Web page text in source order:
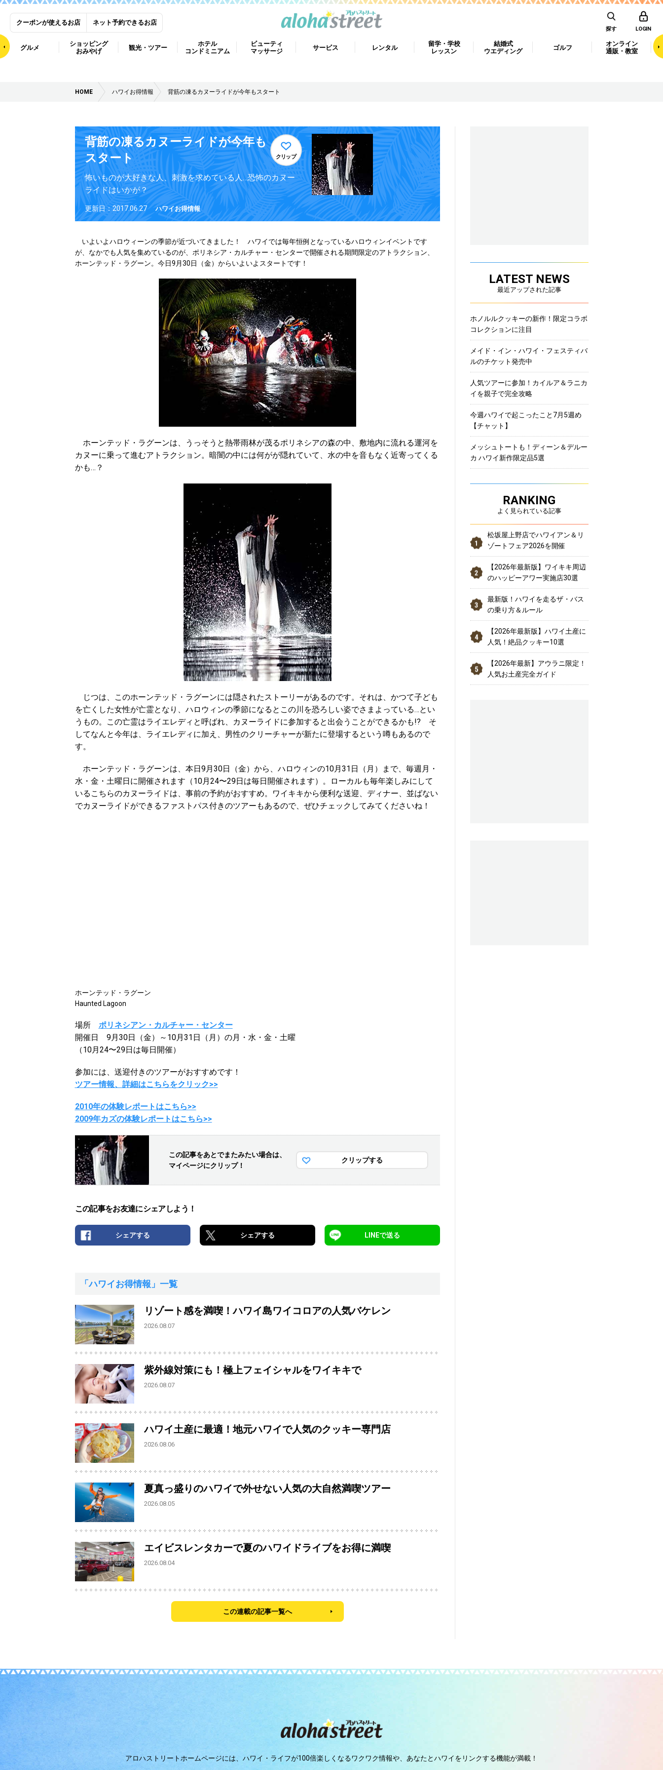
クーポンが使えるお店 ネット予約できるお店
探す LOGIN
グルメ
ショッピング
おみやげ
観光・ツアー
ホテル
コンドミニアム
ビューティ
マッサージ
サービス レンタル
留学・学校
レッスン
結婚式
ウエディング
ゴルフ
オンライン
通販・教室
HOME ハワイお得情報 背筋の凍るカヌーライドが今年もスタート
背筋の凍るカヌーライドが今年も
スタート
クリップ
怖いものが大好きな人、刺激を求めている人…恐怖のカヌー
ライドはいかが？
更新日：2017.06.27 ハワイお得情報
いよいよハロウィーンの季節が近づいてきました！ ハワイでは毎年恒例となっているハロウィンイベントです
が、なかでも人気を集めているのが、ポリネシア・カルチャー・センターで開催される期間限定のアトラクション、
ホーンテッド・ラグーン。今日9月30日（金）からいよいよスタートです！
ホーンテッド・ラグーンは、うっそうと熱帯雨林が茂るポリネシアの森の中、敷地内に流れる運河を
カヌーに乗って進むアトラクション。暗闇の中には何がが隠れていて、水の中を音もなく近寄ってくる
かも…？
じつは、このホーンテッド・ラグーンには隠されたストーリーがあるのです。それは、かつて子ども
を亡くした女性が亡霊となり、ハロウィンの季節になるとこの川を恐ろしい姿でさまよっている…とい
うもの。この亡霊はライエレディと呼ばれ、カヌーライドに参加すると出会うことができるかも!? そ
してなんと今年は、ライエレディに加え、男性のクリーチャーが新たに登場するという噂もあるので
す。
ホーンテッド・ラグーンは、本日9月30日（金）から、ハロウィンの10月31日（月）まで、毎週月・
水・金・土曜日に開催されます（10月24〜29日は毎日開催されます）。ローカルも毎年楽しみにして
いるこちらのカヌーライドは、事前の予約がおすすめ。ワイキキから便利な送迎、ディナー、並ばない
でカヌーライドができるファストパス付きのツアーもあるので、ぜひチェックしてみてくださいね！
ホーンテッド・ラグーン
Haunted Lagoon
場所 ポリネシアン・カルチャー・センター
開催日 9月30日（金）～10月31日（月）の月・水・金・土曜
（10月24〜29日は毎日開催）
参加には、送迎付きのツアーがおすすめです！
ツアー情報、詳細はこちらをクリック>>
2010年の体験レポートはこちら>>
2009年カズの体験レポートはこちら>>
この記事をあとでまたみたい場合は、
マイページにクリップ！
クリップする
この記事をお友達にシェアしよう！
シェアする シェアする LINEで送る
「ハワイお得情報」一覧
リゾート感を満喫！ハワイ島ワイコロアの人気バケレン
2026.08.07
紫外線対策にも！極上フェイシャルをワイキキで
2026.08.07
ハワイ土産に最適！地元ハワイで人気のクッキー専門店
2026.08.06
夏真っ盛りのハワイで外せない人気の大自然満喫ツアー
2026.08.05
エイビスレンタカーで夏のハワイドライブをお得に満喫
2026.08.04
この連載の記事一覧へ
LATEST NEWS
最近アップされた記事
ホノルルクッキーの新作！限定コラボ
コレクションに注目
メイド・イン・ハワイ・フェスティバ
ルのチケット発売中
人気ツアーに参加！カイルア＆ラニカ
イを親子で完全攻略
今週ハワイで起こったこと7月5週め
【チャット】
メッシュトートも！ディーン＆デルー
カ ハワイ新作限定品5選
RANKING
よく見られている記事
松坂屋上野店でハワイアン＆リ
ゾートフェア2026を開催
【2026年最新版】ワイキキ周辺
のハッピーアワー実施店30選
最新版！ハワイを走るザ・バス
の乗り方＆ルール
【2026年最新版】ハワイ土産に
人気！絶品クッキー10選
【2026年最新】アウラニ限定！
人気お土産完全ガイド
アロハストリートホームページには、 ハワイ・ライフが100倍楽しくなるワクワク情報や、 あなたとハワイをリンクする機能が満載！